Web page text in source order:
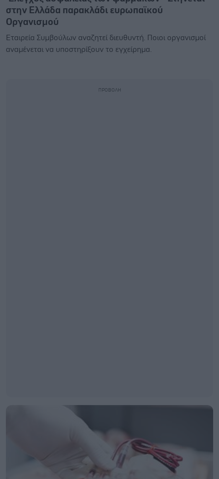
στην Ελλάδα παρακλάδι ευρωπαϊκού
Οργανισμού
Εταιρεία Συμβούλων αναζητεί διευθυντή. Ποιοι οργανισμοί
αναμένεται να υποστηρίξουν το εγχείρημα.